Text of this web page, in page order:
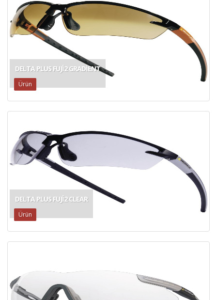
DELTA PLUS FUJI2 GRADIENT
Ürün
DELTA PLUS FUJI2 CLEAR
Ürün